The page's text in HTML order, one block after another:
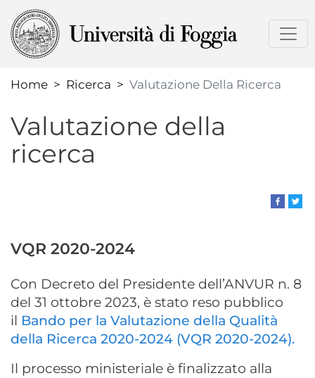
al
contenuto
Home
Ricerca Valutazione Della Ricerca
Valutazione della
ricerca
VQR 2020-2024
Con Decreto del Presidente dell’ANVUR n. 8
del 31 ottobre 2023, è stato reso pubblico
il Bando per la Valutazione della Qualità
della Ricerca 2020-2024 (VQR 2020-2024).
Il processo ministeriale è finalizzato alla